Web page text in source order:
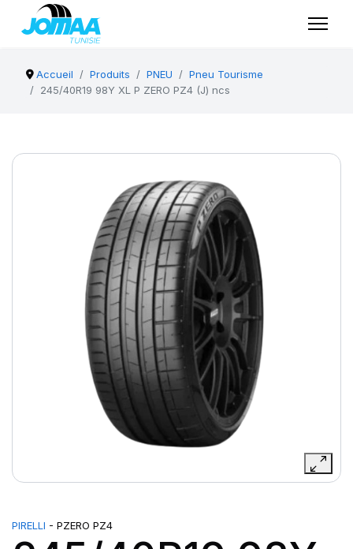
Accueil Produits PNEU
Pneu Tourisme
245/40R19 98Y XL P ZERO PZ4 (J) ncs
PIRELLI - PZERO PZ4